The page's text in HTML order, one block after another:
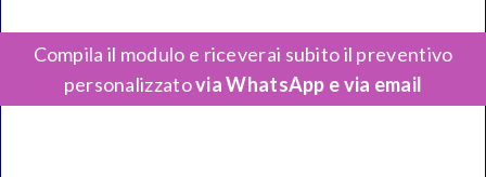
Compila il modulo e riceverai subito il preventivo
personalizzatovia WhatsApp e via email